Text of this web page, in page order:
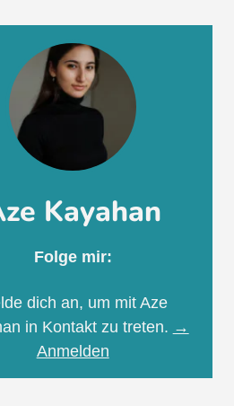
Kayahan
Folge mir:
dich an, um mit Aze
in Kontakt zu treten. →
Anmelden